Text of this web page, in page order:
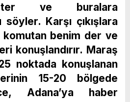
ve buralara
söyler. Karşı çıkışlara
benim der ve
konuşlandırır. Maraş
noktada konuşlanan
15-20 bölgede
Adana’ya haber